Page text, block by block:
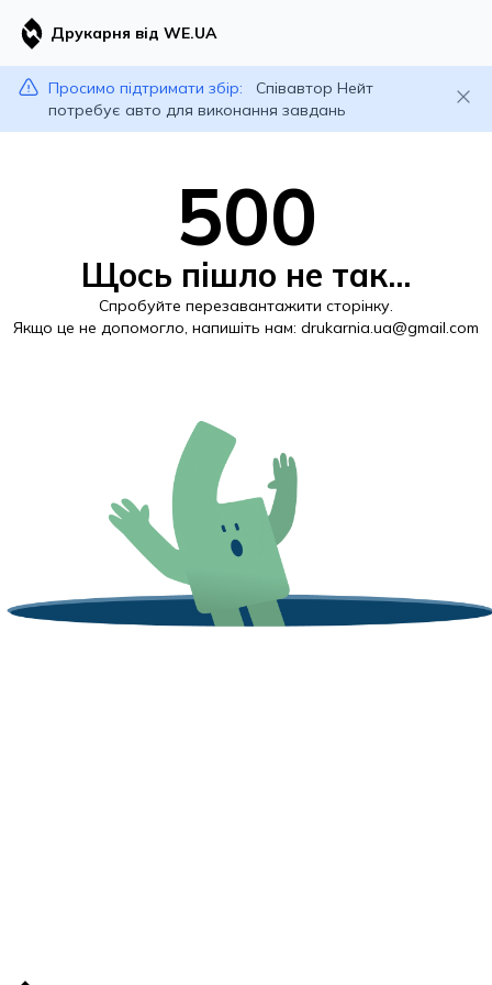
Друкарня від WE.UA
Просимо підтримати збір:
Співавтор Нейт
потребує авто для виконання завдань
500
Щось пішло не так...
Спробуйте перезавантажити сторінку.
Якщо це не допомогло, напишіть нам: drukarnia.ua@gmail.com